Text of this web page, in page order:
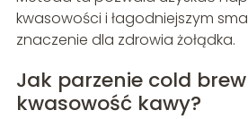
kwasowości i łagodniejszym
znaczenie dla zdrowia żołądka.
Jak parzenie cold
kwasowość kawy?